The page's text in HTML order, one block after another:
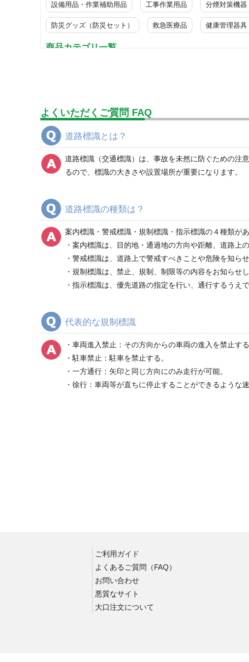
設備用品・作業補助用品 工事作業用品 分煙対策機器
防災グッズ（防災セット） 救急医療品 健康管理器具
商品カテゴリ一覧
JIS放射能標識
酸欠関係標識
騒音管理標識
LP高圧ガス関係標識
化学物質関係標識
置場・区画標識
責任者氏名標識
作業主任者の職務標識
管理標識
廃棄物関係標識
クレーン関係標識
スイッチ関係標識
サイン標識
短冊型一般標識
英文字入りサイン標識
素材用品〈無地板〉
屋外掲示板
二酸化炭素消火設備標識
医薬用外毒劇物標識
よくいただくご質問 FAQ
道路標識とは？
道路標識（交通標識）は、事故を未然に防ぐための注
るので、標識の大きさや設置場所が重要になります。
道路標識の種類は？
案内標識・警戒標識・規制標識・指示標識の４種類があ
・案内標識は、目的地・通過地の方向や距離、道路上
・警戒標識は、道路上で警戒すべきことや危険を知ら
・規制標識は、禁止、規制、制限等の内容をお知らせし
・指示標識は、優先道路の指定を行い、通行するうえ
代表的な規制標識
・車両進入禁止：その方向からの車両の進入を禁止する
・駐車禁止：駐車を禁止する。
・一方通行：矢印と同じ方向にのみ走行が可能。
・徐行：車両等が直ちに停止することができるような
ご利用ガイド
よくあるご質問（FAQ）
お問い合わせ
悪質なサイト
大口注文について